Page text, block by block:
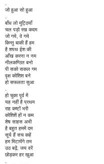
जो हुआ सो हुआ
बाँध लो मुट्ठियाँ
चल पड़ो रख कदम
जो गये, वे गये
किन्तु बाकी हैं हम
है शपथ ईश की
आँख करना न नम
नीलकण्ठित बनो
पी सको सकल गम
वृक्ष कोशिश बने
हो सफलता सुआ
हो चुका पूर्व में
यह नहीं है प्रथम
राह कष्टों भरी
कोशिशें हों न कम
शेष साहस अभी
है बहुत हममें दम
सूर्य हैं सच कहें
हम मिटायेंगे तम
उठ बढ़ें, जय वरें
छोड़कर हर खुआ